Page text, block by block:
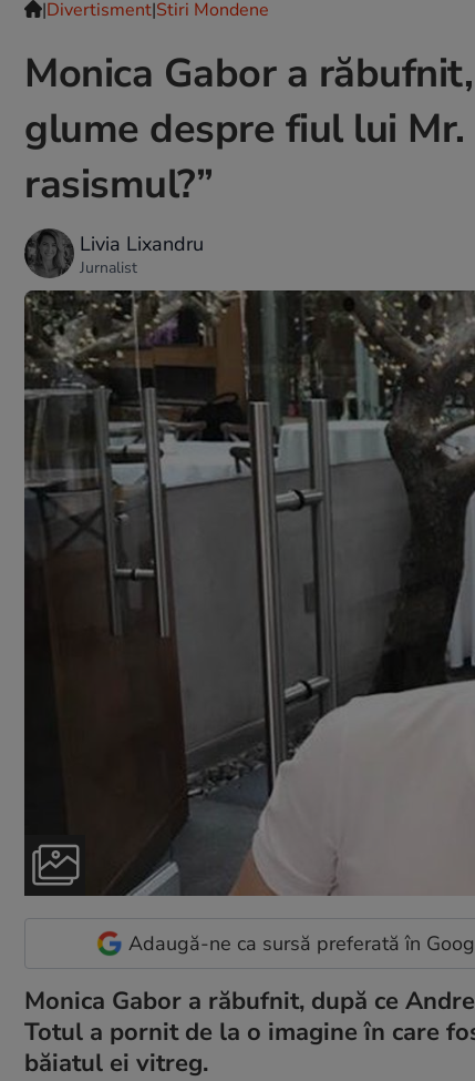
|Divertisment|Stiri Mondene
Monica Gabor a
glume despre fiul lui
rasismul?”
Livia Lixandru
Jurnalist
Adaugă-ne ca sursă preferată în
Monica Gabor a răbufnit, după ce
Totul a pornit de la o imagine în care
băiatul ei vitreg.